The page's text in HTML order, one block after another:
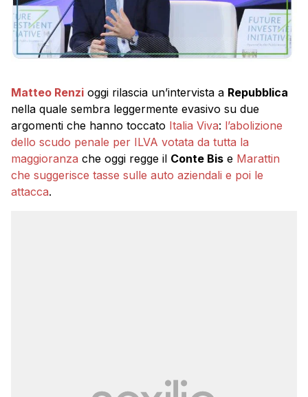
Matteo Renzi oggi rilascia un’intervista a Repubblica
nella quale sembra leggermente evasivo su due
argomenti che hanno toccato Italia Viva: l’abolizione
dello scudo penale per ILVA votata da tutta la
maggioranza che oggi regge il Conte Bis e Marattin
che suggerisce tasse sulle auto aziendali e poi le
attacca.